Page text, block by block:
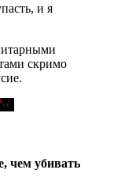
и я
скримо
чем убивать